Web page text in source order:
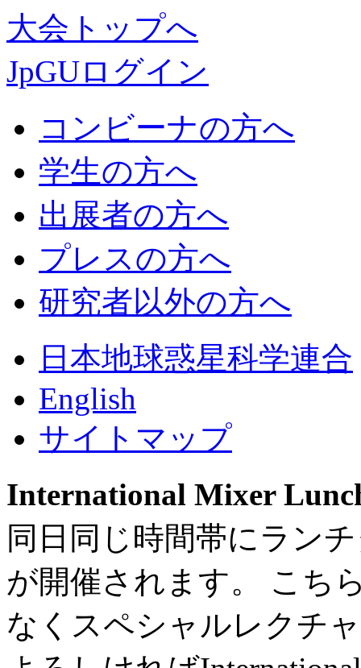
大会トップへ
JpGUログイン
コンビーナの方へ
学生の方へ
出展者の方へ
プレスの方へ
研究者以外の方へ
日 本地球惑星科学連合
English
サイトマップ
International Mixer
同日同じ時間帯にラン
が開催されます。 こち
なくスペシャルレクチ